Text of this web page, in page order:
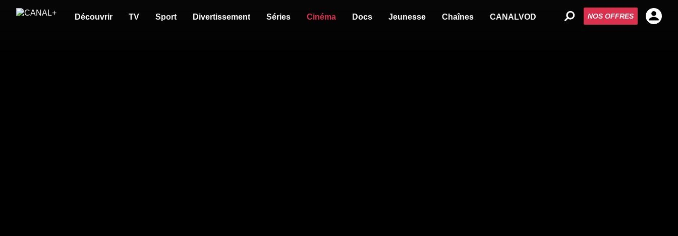
Découvrir TV Sport Divertissement Séries Cinéma Docs Jeunesse Chaînes CANALVOD NOS OFFRES